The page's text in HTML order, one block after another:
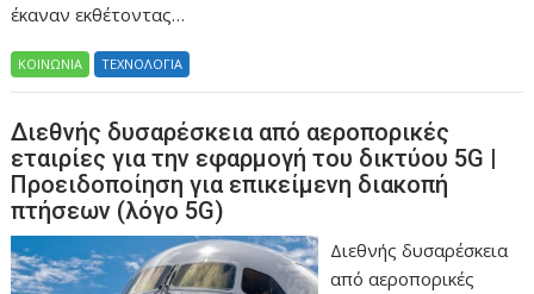
έκαναν εκθέτοντας…
ΚΟΙΝΩΝΙΑ ΤΕΧΝΟΛΟΓΙΑ
Διεθνής δυσαρέσκεια από αεροπορικές
εταιρίες για την εφαρμογή του δικτύου 5G |
Προειδοποίηση για επικείμενη διακοπή
πτήσεων (λόγο 5G)
Διεθνής δυσαρέσκεια
από αεροπορικές